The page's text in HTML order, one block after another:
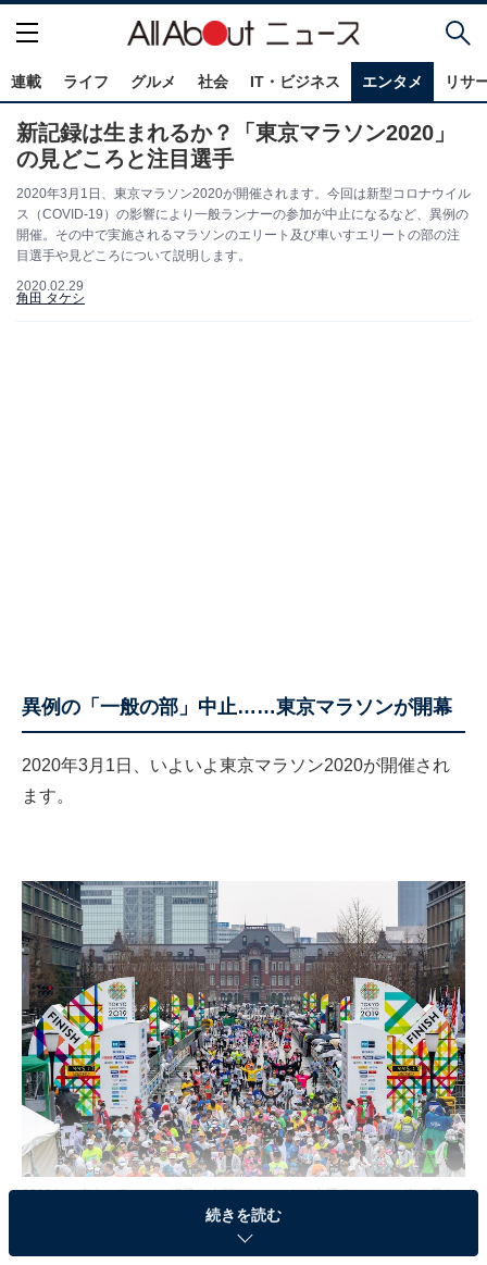
連載 ライフ グルメ 社会 IT・ビジネス エンタメ リサ
新記録は生まれるか？「東京マラソン2020」
の見どころと注目選手
2020年3月1日、東京マラソン2020が開催されます。今回は新型コロナウイル
ス（COVID-19）の影響により一般ランナーの参加が中止になるなど、異例の
開催。その中で実施されるマラソンのエリート及び車いすエリートの部の注
目選手や見どころについて説明します。
2020.02.29
角田 タケシ
異例の「一般の部」中止……東京マラソンが開幕
2020年3月1日、いよいよ東京マラソン2020が開催され
ます。
2019年の東京マラソンの様子。今回はこのような市民ランナーの姿は見ら
れないのは残念だ（写真 ©東京マラソン財団）
新型コロナウイルス（COVID-19）の影響を受け、10km
続きを読む